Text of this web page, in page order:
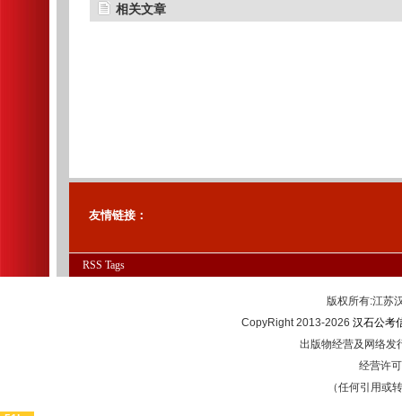
相关文章
友情链接：
RSS Tags
版权所有:江
CopyRight 2013-2026 汉石公考
出版物经营及网络发
经营许
（任何引用或